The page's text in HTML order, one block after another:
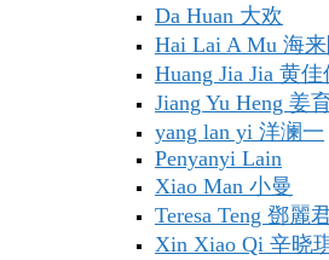
Da Huan 大欢
Hai Lai A Mu 海
Huang Jia Jia 黄佳
Jiang Yu Heng 姜
yang lan yi 洋澜一
Penyanyi Lain
Xiao Man 小曼
Teresa Teng 鄧麗
Xin Xiao Qi 辛晓